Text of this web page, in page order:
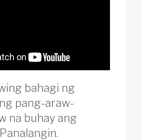
bahagi ng
pang-araw-
na buhay ang
Panalangin.